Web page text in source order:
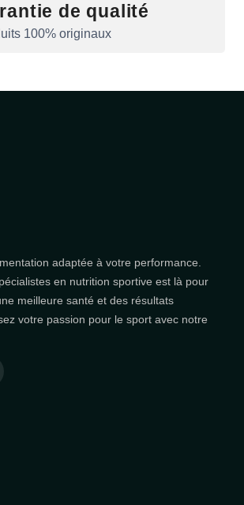
de qualité
100% originaux
adaptée à votre performance.
en nutrition sportive est là pour
meilleure santé et des résultats
votre passion pour le sport avec notre